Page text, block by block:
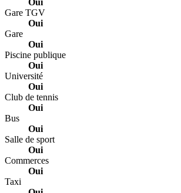
Gare TGV
Oui
Gare
Oui
Piscine publique
Oui
Université
Oui
Club de tennis
Oui
Bus
Oui
Salle de sport
Oui
Commerces
Oui
Taxi